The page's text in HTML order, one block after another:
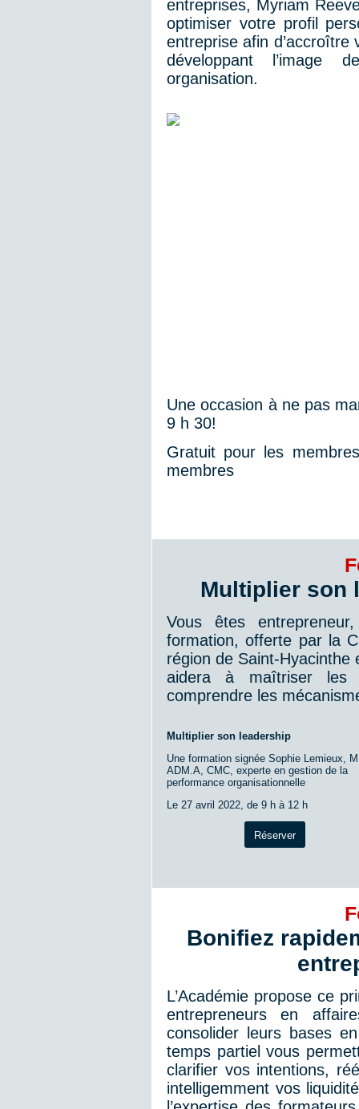
entreprises, Myriam
optimiser votre profil
entreprise afin
développant l’image
organisation.
Une occasion à ne pas
9 h 30!
Gratuit pour les
membres
Multiplier son
Vous êtes
formation, offerte par la
région de Saint-Hyacinthe
aidera à maîtriser
comprendre les
Multiplier son leadership
Une formation signée Sophie Lemieux,
ADM.A, CMC, experte en gestion de la
performance organisationnelle
Le 27 avril 2022, de 9 h à 12 h
Réserver
Bonifiez
L’Académie propose ce
entrepreneurs en
consolider leurs bases
temps partiel vous
clarifier vos intentions,
intelligemment vos